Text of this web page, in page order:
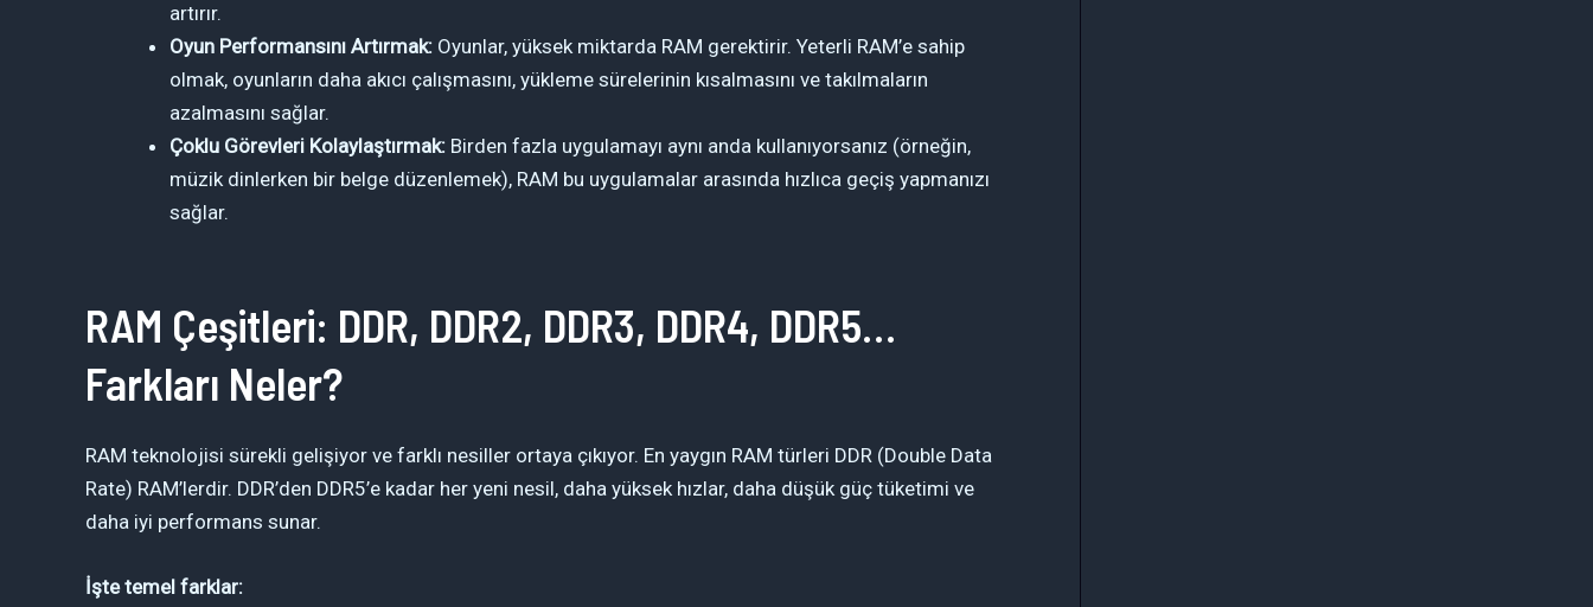
artırır.
Oyun Performansını Artırmak: Oyunlar, yüksek miktarda RAM gerektirir. Yeterli RAM’e sahip
olmak, oyunların daha akıcı çalışmasını, yükleme sürelerinin kısalmasını ve takılmaların
azalmasını sağlar.
Çoklu Görevleri Kolaylaştırmak: Birden fazla uygulamayı aynı anda kullanıyorsanız (örneğin,
müzik dinlerken bir belge düzenlemek), RAM bu uygulamalar arasında hızlıca geçiş yapmanızı
sağlar.
RAM Çeşitleri: DDR, DDR2, DDR3, DDR4, DDR5…
Farkları Neler?
RAM teknolojisi sürekli gelişiyor ve farklı nesiller ortaya çıkıyor. En yaygın RAM türleri DDR (Double Data
Rate) RAM’lerdir. DDR’den DDR5’e kadar her yeni nesil, daha yüksek hızlar, daha düşük güç tüketimi ve
daha iyi performans sunar.
İşte temel farklar: